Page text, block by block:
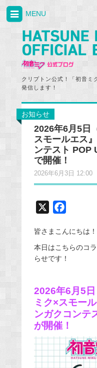
クリプトン公式！「初音ミ
発信します！
MENU
お知らせ
2026年6月5日
スモールエス
ンテスト POP
で開催！
2026年6月3日 12:00
c
e
b
k
皆さまこんにちは！
本日はこちらのコ
らせです！
2026年6月5
ミク×スモー
ンガクコンテ
が開催！